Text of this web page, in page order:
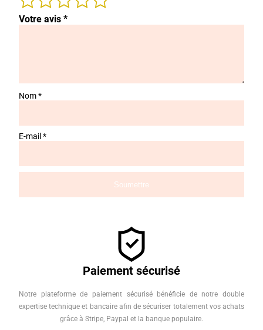
Votre avis *
Nom*
E-mail *
Paiement sécurisé
Notre plateforme de paiement sécurisé bénéficie de notre double
expertise technique et bancaire afin de sécuriser totalement vos achats
grâce à Stripe, Paypal et la banque populaire.